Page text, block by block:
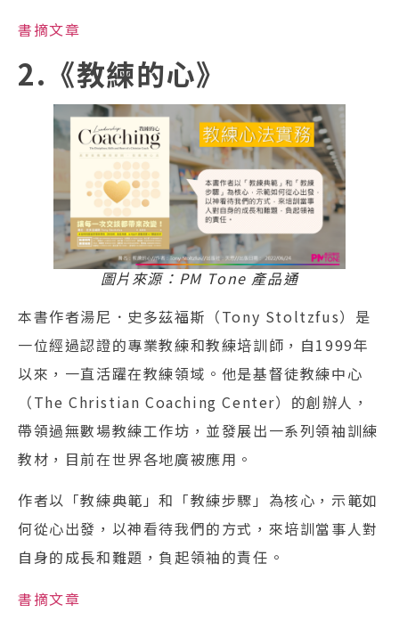
書摘文章
2.《教練的心》
圖片來源：PM Tone 產品通
本書作者湯尼．史多茲福斯（Tony Stoltzfus）是
一位經過認證的專業教練和教練培訓師，自1999年
以來，一直活躍在教練領域。他是基督徒教練中心
（The Christian Coaching Center）的創辦人，
帶領過無數場教練工作坊，並發展出一系列領袖訓練
教材，目前在世界各地廣被應用。
作者以「教練典範」和「教練步驟」為核心，示範如
何從心出發，以神看待我們的方式，來培訓當事人對
自身的成長和難題，負起領袖的責任。
書摘文章